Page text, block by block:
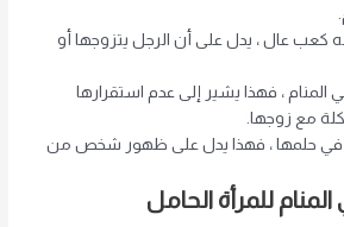
له كعب عال ، يدل على أن الرجل يتزوجها أو
المنام ، فهذا يشير إلى عدم استقرارها
مع زوجها.
في حلمها ، فهذا يدل على ظهور شخص من
للمرأة الحامل